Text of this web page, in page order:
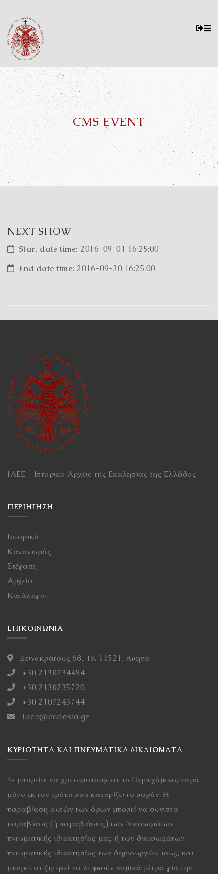
CMS EVENT
NEXT SHOW
Start date time: 2016-09-01 16:25:00
End date time: 2016-09-30 16:25:00
ΙΑΕΕ - Ιστορικό Αρχείο της Εκκλησίας της Ελλάδος
ΠΕΡΙΉΓΗΣΗ
Ιστορικό
Κανονισμός
Στέγαση
Αρχεία
Κατάλογοι
ΕΠΙΚΟΙΝΩΝΙΑ
Δεινοκράτους 68, ΤΚ 11521, Ἀθήνα
+30 2130234484
+30 2130235720
+30 2107243744
iaee@ecclesia.gr
ΚΥΡΙΌΤΗΤΑ ΚΑΙ ΠΝΕΥΜΑΤΙΚΆ ΔΙΚΑΙΏΜΑΤΑ
Δε μπορείτε να χρησιμοποιήσετε το Περιεχόμενο, παρά
μόνο με τον τρόπο που καθορίζει το παρόν. Η
παραβίαση αυτών των όρων μπορεί να συνιστά
παραβίαση (ή παραβιάσεις) των δικαιωμάτων
πνευματικής ιδιοκτησίας μας ή των δικαιωμάτων
πνευματικής ιδιοκτησίας των δημιουργών τους, και
μπορεί να ζητηθεί να ληφθούν νομικά μέτρα για την